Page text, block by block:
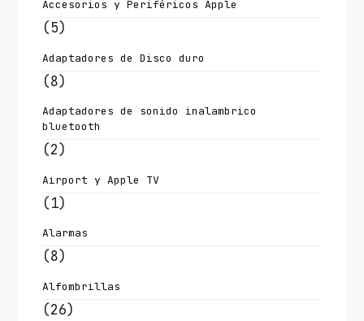
Accesorios y Periféricos Apple
(5)
Adaptadores de Disco duro
(8)
Adaptadores de sonido inalambrico
bluetooth
(2)
Airport y Apple TV
(1)
Alarmas
(8)
Alfombrillas
(26)